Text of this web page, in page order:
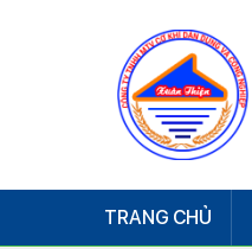
TRANG CHỦ